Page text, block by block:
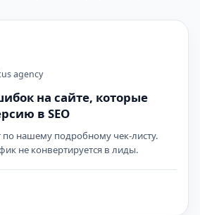
agency
на сайте, которые
в SEO
по нашему подробному чек-листу.
не конвертируется в лиды.